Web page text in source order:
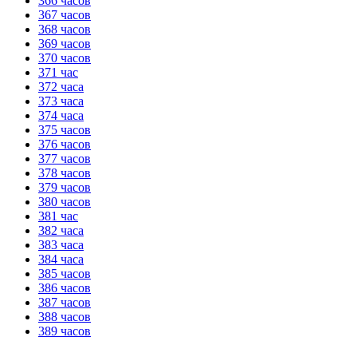
367 часов
368 часов
369 часов
370 часов
371 час
372 часа
373 часа
374 часа
375 часов
376 часов
377 часов
378 часов
379 часов
380 часов
381 час
382 часа
383 часа
384 часа
385 часов
386 часов
387 часов
388 часов
389 часов